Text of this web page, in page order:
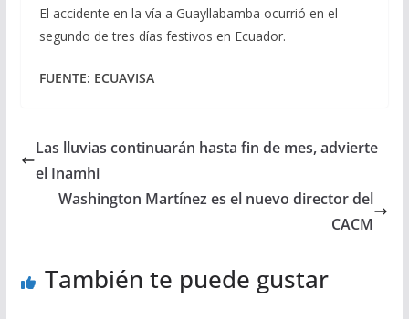
El accidente en la vía a Guayllabamba ocurrió en el
segundo de tres días festivos en Ecuador.
FUENTE: ECUAVISA
Las lluvias continuarán hasta fin de mes, advierte
el Inamhi
Washington Martínez es el nuevo director del
CACM
También te puede gustar